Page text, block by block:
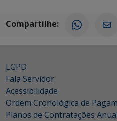
Compartilhe:
LGPD
Fala Servidor
Acessibilidade
Ordem Cronológica de
Planos de Contratações